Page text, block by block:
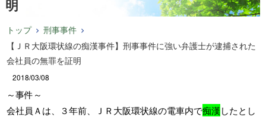
明
トップ
刑事事件
【ＪＲ大阪環状線の痴漢事件】刑事事件に強い弁護士が逮捕された
会社員の無罪を証明
2018/03/08
～事件～
会社員Ａは、３年前、ＪＲ大阪環状線の電車内で痴漢したとし